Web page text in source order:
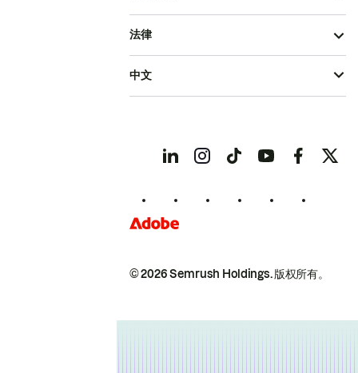
© 2026 Semrush Holdings.版权所有。
法律
中文